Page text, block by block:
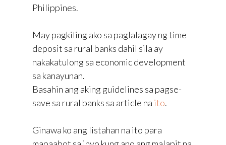
Philippines.
May pagkiling ako sa paglalagay ng time
deposit sa rural banks dahil sila ay
nakakatulong sa economic development
sa kanayunan.
Basahin ang aking guidelines sa pagse-
save sa rural banks sa article na ito.
Ginawa ko ang listahan na ito para